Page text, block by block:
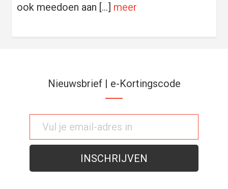
ook meedoen aan […] meer
Nieuwsbrief | e-Kortingscode